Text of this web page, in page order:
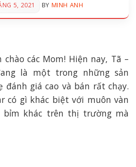
5, 2021 BY MINH ANH
chào các Mom! Hiện nay, Tã –
là một trong những sản
đánh giá cao và bán rất chạy.
có gì khác biệt với muôn vàn
khác trên thị trường mà